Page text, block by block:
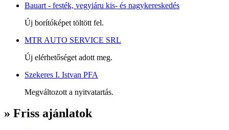
Bauart - festék, vegyiáru kis- és nagykereskedés
Új borítóképet töltött fel.
MTR AUTO SERVICE SRL
Új elérhetőséget adott meg.
Szekeres I. Istvan PFA
Megváltozott a nyitvatartás.
» Friss ajánlatok